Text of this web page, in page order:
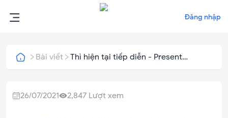
Đăng nhập
Bài viết
Thì hiện tại tiếp diễn - Present
26/07/2021 2,847 Lượt xem